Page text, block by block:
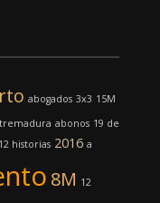
abogados 3x3 15M
abonos 19 de
historias 2016 a
8M 12